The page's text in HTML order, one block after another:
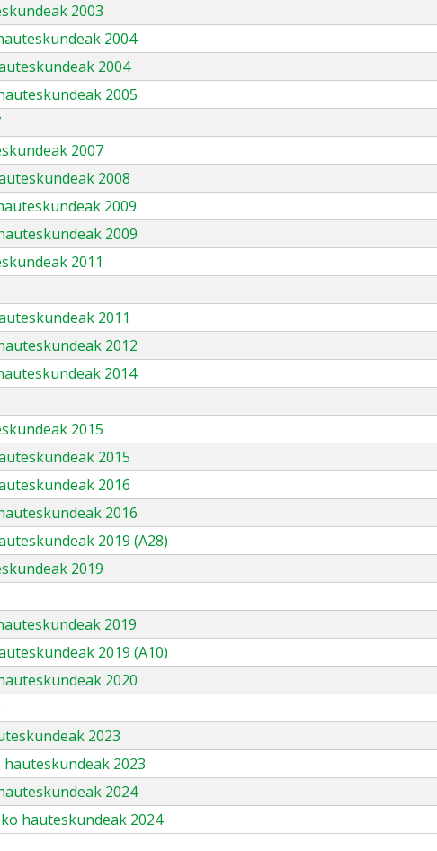
2003
2004
2004
2005
2007
2008
2009
2009
2011
2011
2012
2014
2015
2015
2016
2016
2019 (A28)
2019
2019
2019 (A10)
2020
2023
2023
2024
hauteskundeak 2024